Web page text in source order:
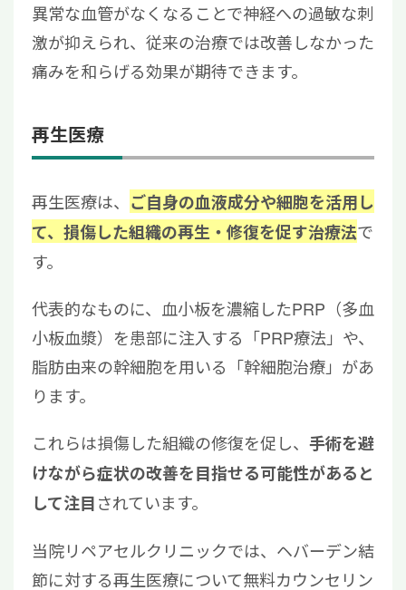
異常な血管がなくなることで神経への過敏な刺
激が抑えられ、従来の治療では改善しなかった
痛みを和らげる効果が期待できます。
再生医療
再生医療は、 ご自身の血液成分や細胞を活用し
て、損傷した組織の再生・修復を促す治療法で
す。
代表的なものに、血小板を濃縮したPRP（多血
小板血漿）を患部に注入する「PRP療法」や、
脂肪由来の幹細胞を用いる「幹細胞治療」があ
ります。
これらは損傷した組織の修復を促し、 手術を避
けながら症状の改善を目指せる可能性があると
して注目されています。
当院リペアセルクリニックでは、ヘバーデン結
節に対する再生医療について無料カウンセリン